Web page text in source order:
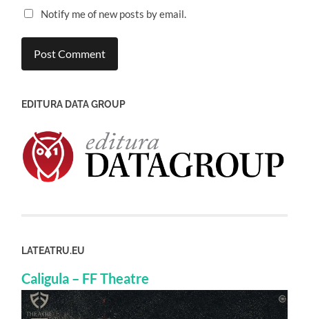
Notify me of new posts by email.
EDITURA DATA GROUP
LATEATRU.EU
Caligula – FF Theatre